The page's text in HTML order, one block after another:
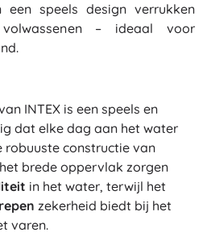
een speels design verrukken
– ideaal voor
INTEX is een speels en
dat elke dag aan het water
constructie van
brede oppervlak zorgen
in het water, terwijl het
zekerheid biedt bij het
varen.